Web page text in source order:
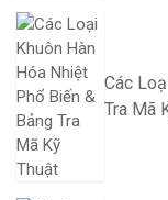
Các
Tra Mã